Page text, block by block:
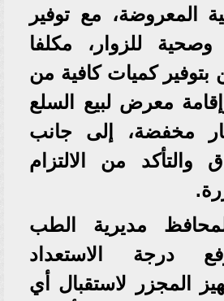
المعروضة، مع توفير
للزوار، مكلفا
بتوفير كميات كافية من
معرض لبيع السلع
مخفضة، إلى جانب
والتأكد من الالتزام
مديرية الطب
درجة الاستعداد
المجزر لاستقبال أي